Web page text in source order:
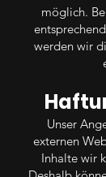
möglich.
werden wir
Unser
externen
Inhalte wir